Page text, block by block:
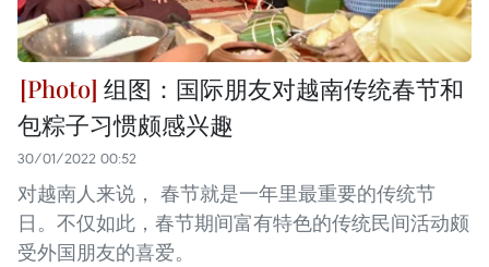
组图：国际朋友对越南传统春节和
包粽子习惯颇感兴趣
30/01/2022 00:52
对越南人来说， 春节就是一年里最重要的传统节
日。不仅如此，春节期间富有特色的传统民间活动颇
受外国朋友的喜爱。